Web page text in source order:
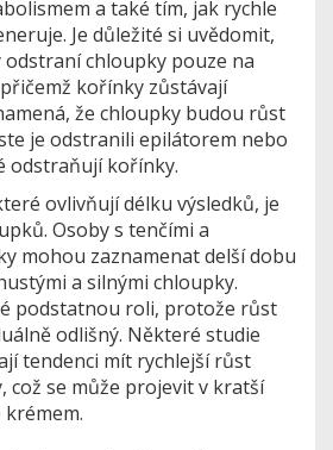
a také tím, jak rychle
Je důležité si uvědomit,
chloupky pouze na
kořínky zůstávají
že chloupky budou růst
je odstranili epilátorem nebo
odstraňují kořínky.
ovlivňují délku výsledků, je
Osoby s tenčími a
mohou zaznamenat delší dobu
a silnými chloupky.
podstatnou roli, protože růst
odlišný. Některé studie
tendenci mít rychlejší růst
což se může projevit v kratší